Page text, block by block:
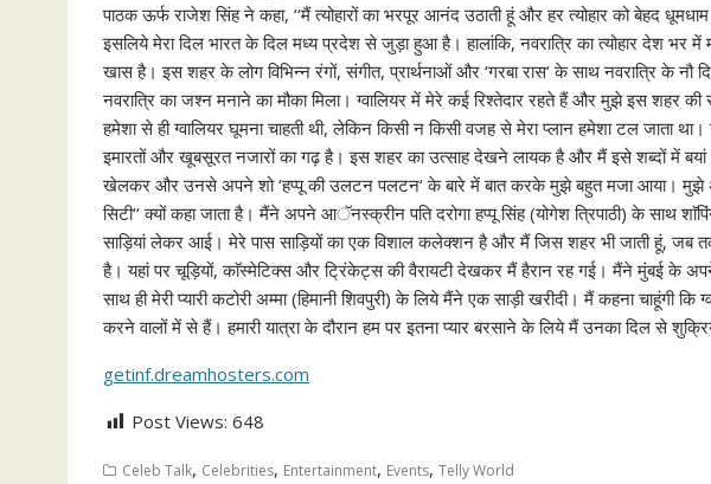
पाठक ऊर्फ राजेश सिंह ने कहा, ‘‘मैं त्योहारों का भरपूर आनंद उठाती हूं और हर त्योहार को बेहद
इसलिये मेरा दिल भारत के दिल मध्य प्रदेश से जुड़ा हुआ है। हालांकि, नवरात्रि का त्योहार देश भर में
खास है। इस शहर के लोग विभिन्न रंगों, संगीत, प्रार्थनाओं और ‘गरबा रास‘ के साथ नवरात्रि के नौ
नवरात्रि का जश्न मनाने का मौका मिला। ग्वालियर में मेरे कई रिश्तेदार रहते हैं और मुझे इस शहर
हमेशा से ही ग्वालियर घूमना चाहती थी, लेकिन किसी न किसी वजह से मेरा प्लान हमेशा टल जाता था।
इमारतों और खूबसूरत नजारों का गढ़ है। इस शहर का उत्साह देखने लायक है और मैं इसे शब्दों में बयां
खेलकर और उनसे अपने शो ‘हप्पू की उलटन पलटन‘ के बारे में बात करके मुझे बहुत मजा आया। मुझे
सिटी‘‘ क्यों कहा जाता है। मैंने अपने आॅनस्क्रीन पति दरोगा हप्पू सिंह (योगेश त्रिपाठी) के साथ
साड़ियां लेकर आई। मेरे पास साड़ियों का एक विशाल कलेक्शन है और मैं जिस शहर भी जाती हूं, जब
है। यहां पर चूड़ियों, काॅस्मेटिक्स और ट्रिंकेट्स की वैरायटी देखकर मैं हैरान रह गई। मैंने मुंबई के
साथ ही मेरी प्यारी कटोरी अम्मा (हिमानी शिवपुरी) के लिये मैंने एक साड़ी खरीदी। मैं कहना चाहूंगी
करने वालों में से हैं। हमारी यात्रा के दौरान हम पर इतना प्यार बरसाने के लिये मैं उनका दिल से
getinf.dreamhosters.com
Post Views: 648
Celeb Talk, Celebrities, Entertainment, Events, Telly World